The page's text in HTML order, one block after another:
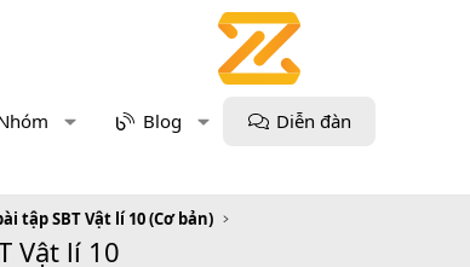
Blog Diễn đàn
tập SBT Vật lí 10 (Cơ bản)
Vật lí 10